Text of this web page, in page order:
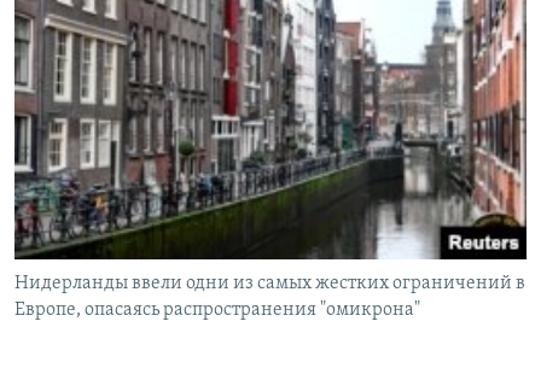
Нидерланды ввели одни из самых жестких ограничений в
Европе, опасаясь распространения "омикрона"